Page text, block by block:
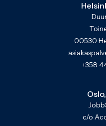
00530
+358
c/o